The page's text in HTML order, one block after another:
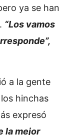
ya se han
“Los vamos
a la gente
hinchas
expresó
la mejor